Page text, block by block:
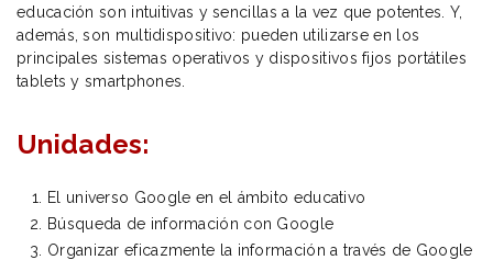
educación son intuitivas y sencillas a la vez que potentes. Y,
además, son multidispositivo: pueden utilizarse en los
principales sistemas operativos y dispositivos fijos portátiles
tablets y smartphones.
Unidades:
El universo Google en el ámbito educativo
Búsqueda de información con Google
Organizar eficazmente la información a través de Google